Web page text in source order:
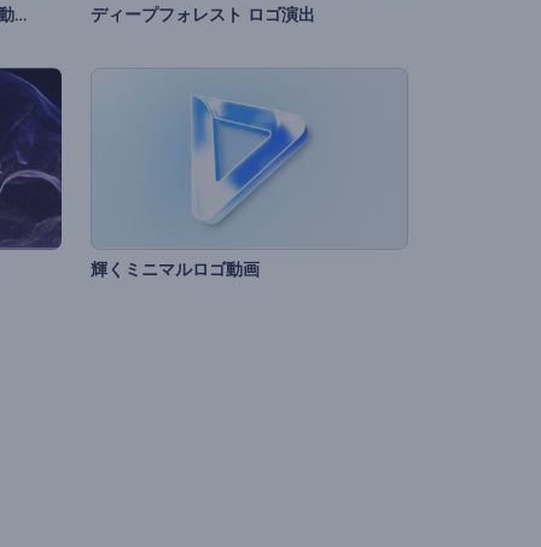
祝祭のクリスマスのオープニング動画 ディープフォレスト ロゴ演出
輝くミニマルロゴ動画